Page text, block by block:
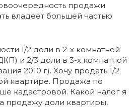
продажи
владеет большей частью
1/2 доли в 2-х комнатной
и 2/3 доли в 3-х комнатной
2010 г). Хочу продать 1/2
квартире. Продажа по
кадастровой. Какой налог я
продажу доли квартиры,